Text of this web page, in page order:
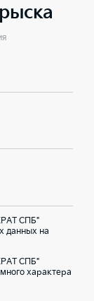
СПБ"
данных на
СПБ"
характера